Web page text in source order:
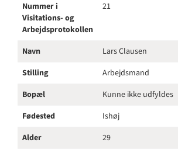
Nummer i
Visitations- og
Arbejdsprotokollen
21
Navn
Lars Clausen
Stilling
Arbejdsmand
Bopæl
Kunne ikke udfyldes
Fødested
Ishøj
Alder
29